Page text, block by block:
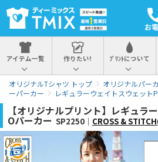
お
アイテム一覧 作りたい! ﾌﾟﾘﾝﾄについて
オリジナルTシャツ トップ オリジナルパー
ーパーカー
レギュラーウェイトスウェット
【オリジナルプリント】レギュラ
Oパーカー SP2250｜ CROSS &